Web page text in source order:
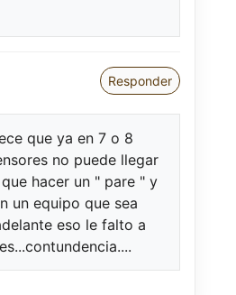
Responder
que ya en 7 o 8
no puede llegar
hacer un " pare " y
un equipo que sea
eso le falto a